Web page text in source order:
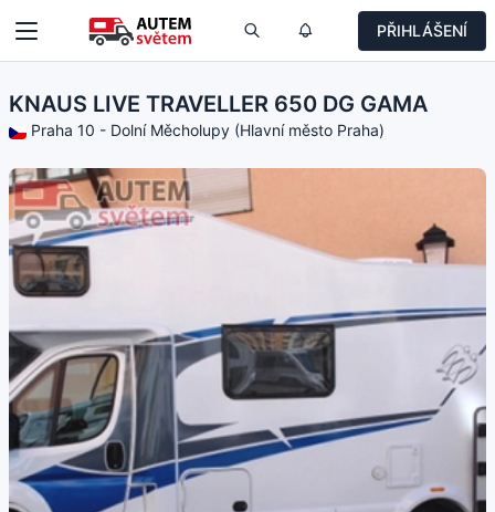
PŘIHLÁŠENÍ
KNAUS LIVE TRAVELLER 650 DG GAMA
Praha 10 - Dolní Měcholupy (Hlavní město Praha)